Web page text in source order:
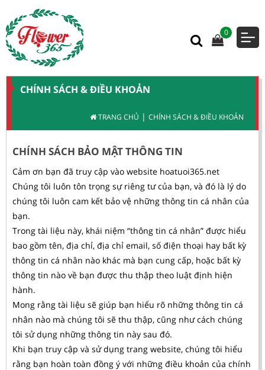
0
CHÍNH SÁCH & ĐIỀU KHOẢN
TRANG CHỦ | CHÍNH SÁCH & ĐIỀU KHOẢN
CHÍNH SÁCH BẢO MẬT THÔNG TIN
Cảm ơn bạn đã truy cập vào website hoatuoi365.net
Chúng tôi luôn tôn trọng sự riêng tư của bạn, và đó là lý do
chúng tôi luôn cam kết bảo vệ những thông tin cá nhân của
bạn.
Trong tài liệu này, khái niệm “thông tin cá nhân” được hiểu
bao gồm tên, địa chỉ, địa chỉ email, số điện thoại hay bất kỳ
thông tin cá nhân nào khác mà bạn cung cấp, hoặc bất kỳ
thông tin nào về bạn được thu thập theo luật định hiện
hành.
Mong rằng tài liệu sẽ giúp bạn hiểu rõ những thông tin cá
nhân nào mà chúng tôi sẽ thu thập, cũng như cách chúng
tôi sử dụng những thông tin này sau đó.
Khi bạn truy cập và sử dụng trang website, chúng tôi hiểu
rằng bạn hoàn toàn đồng ý với những điều khoản của chính